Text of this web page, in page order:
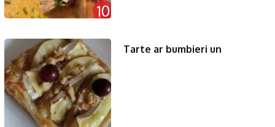
10
Tarte ar bumbieri un